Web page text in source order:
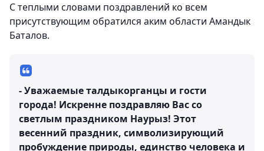
С теплыми словами поздравлений ко всем
присутствующим обратился аким области Амандык
Баталов.
- Уважаемые талдыкорганцы и гости
города! Искренне поздравляю Вас со
светлым праздником Наурыз! Этот
весенний праздник, символизирующий
пробуждение природы, единство человека и